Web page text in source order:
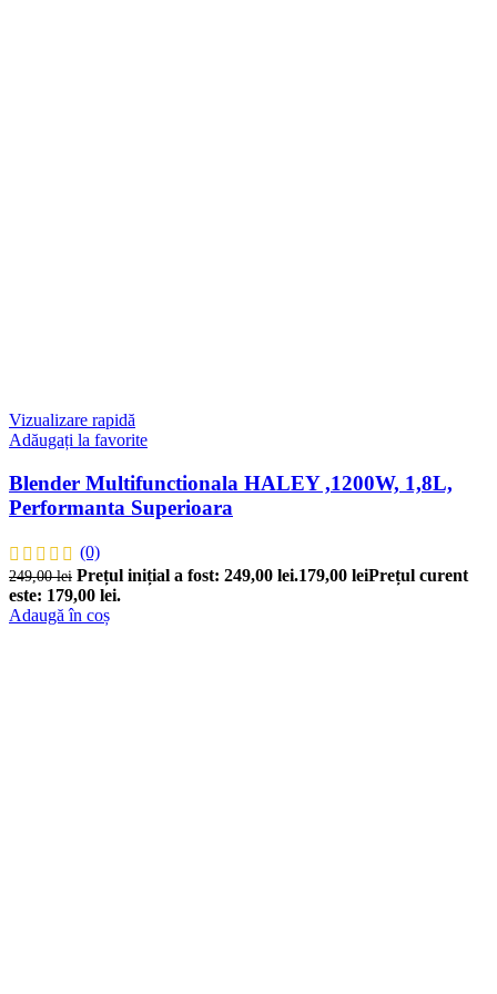
Vizualizare rapidă
Adăugați la favorite
Blender Multifunctionala HALEY ,1200W, 1,8L,
Performanta Superioara
(0)
249,00lei Prețul inițial a fost: 249,00 lei.179,00 leiPrețul curent
este: 179,00 lei.
Adaugă în coș